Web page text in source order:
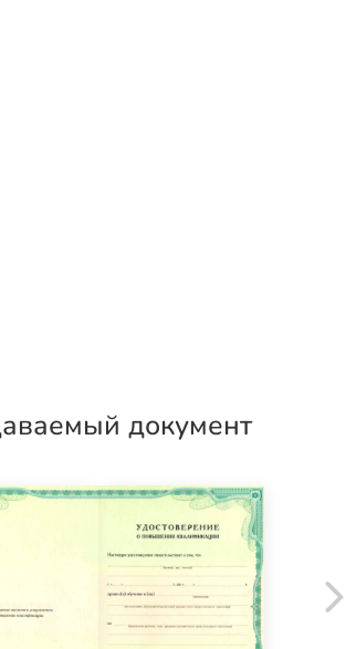
документ